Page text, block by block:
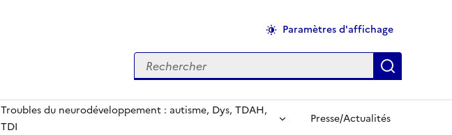
Paramètres d'affichage
Rechercher
Troubles du neurodéveloppement : autisme, Dys, TDAH,
TDI
Presse/Actualités